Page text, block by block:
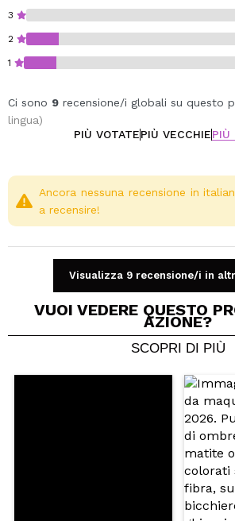
3
2
1
Ci sono 9 recensione/i globali su questo
lingua)
PIÙ VOTATEPIÙ VECCHIEPIÙ
Condividi un video o una
Il tuo video potrebbe essere il primo.
Consiglieresti questo
5/5
INVIA
Ancora nessuna recensione in
a recensire!
Visualizza 9 recensione/i in
VUOI VEDERE QUESTO
AZIONE?
SCOPRI DI PIÙ